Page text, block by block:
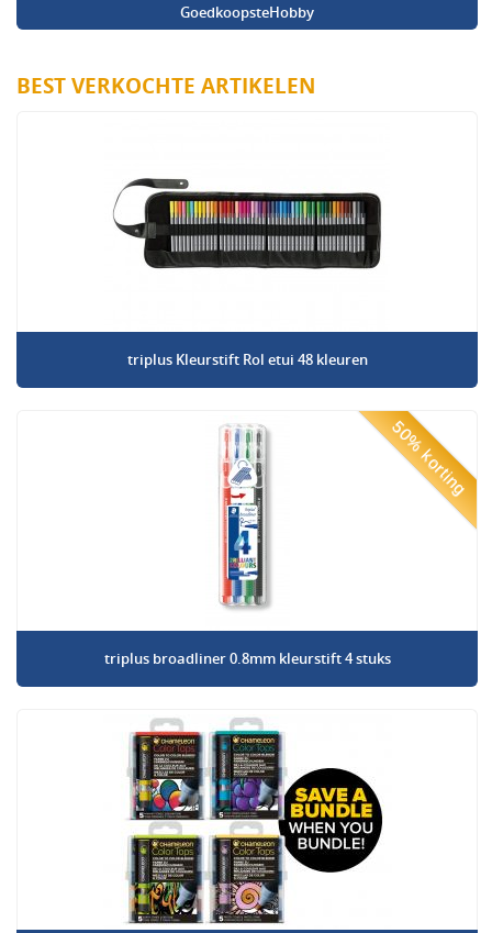
GoedkoopsteHobby
BEST VERKOCHTE ARTIKELEN
triplus Kleurstift Rol etui 48 kleuren
50% korting
triplus broadliner 0.8mm kleurstift 4 stuks